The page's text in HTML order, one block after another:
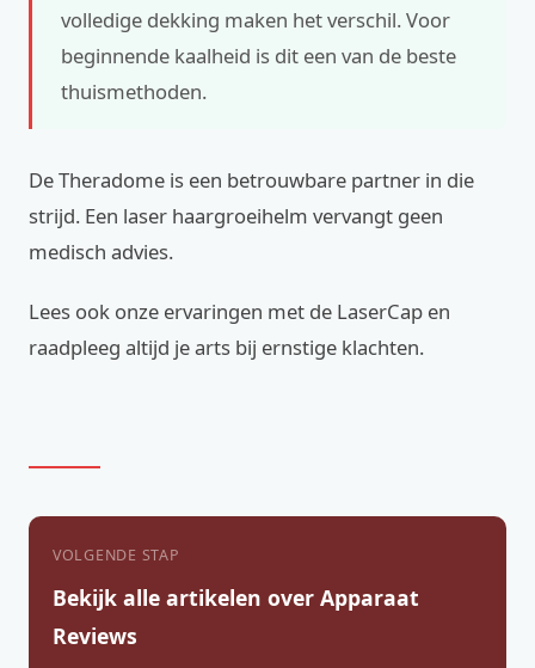
volledige dekking maken het verschil. Voor
beginnende kaalheid is dit een van de beste
thuismethoden.
De Theradome is een betrouwbare partner in die
strijd. Een laser haargroeihelm vervangt geen
medisch advies.
Lees ook onze ervaringen met de LaserCap en
raadpleeg altijd je arts bij ernstige klachten.
VOLGENDE STAP
Bekijk alle artikelen over Apparaat
Reviews